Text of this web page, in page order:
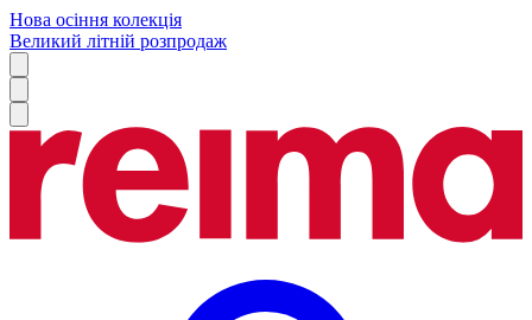
Нова осіння колекція
Великий літній розпродаж